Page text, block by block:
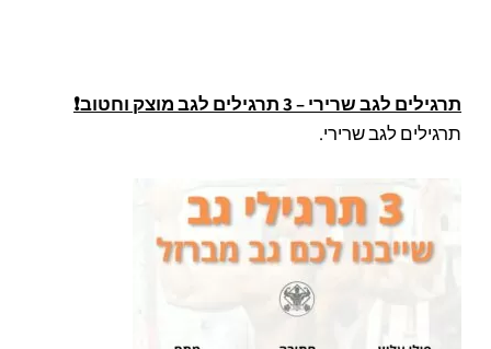
תרגילים לגב שרירי – 3 תרגילים לגב מוצק וחטוב❗
תרגילים לגב שרירי.